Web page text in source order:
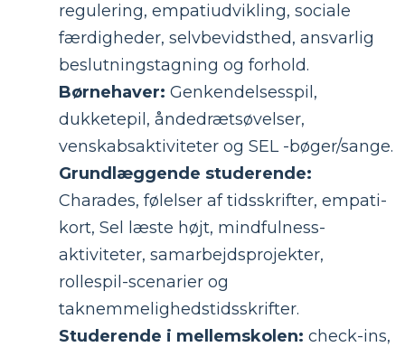
regulering, empatiudvikling, sociale
færdigheder, selvbevidsthed, ansvarlig
beslutningstagning og forhold.
Børnehaver: Genkendelsesspil,
dukketepil, åndedrætsøvelser,
venskabsaktiviteter og SEL -bøger/sange.
Grundlæggende studerende:
Charades, følelser af tidsskrifter, empati-
kort, Sel læste højt, mindfulness-
aktiviteter, samarbejdsprojekter,
rollespil-scenarier og
taknemmelighedstidsskrifter.
Studerende i mellemskolen: check-ins,